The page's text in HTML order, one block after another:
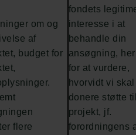
om og
af
budget for
flere
fondets
interesse i at
behandle din
ansøgning,
for at vurdere,
hvorvidt vi skal
donere støtte
projekt, jf.
forordningens